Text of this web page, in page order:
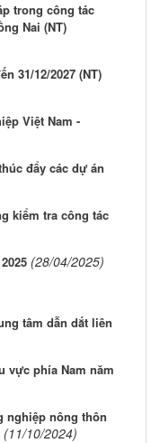
trong công tác
Nai (NT)
31/12/2027 (NT)
Việt Nam -
đẩy các dự án
kiểm tra công tác
(28/04/2025)
tâm dẫn dắt liên
vực phía Nam năm
nghiệp nông thôn
(11/10/2024)